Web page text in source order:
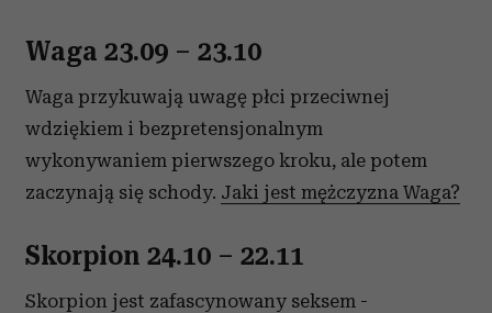
Waga 23.09 – 23.10
Waga przykuwają uwagę płci przeciwnej
wdziękiem i bezpretensjonalnym
wykonywaniem pierwszego kroku, ale potem
zaczynają się schody. Jaki jest mężczyzna Waga?
Skorpion 24.10 – 22.11
Skorpion jest zafascynowany seksem -